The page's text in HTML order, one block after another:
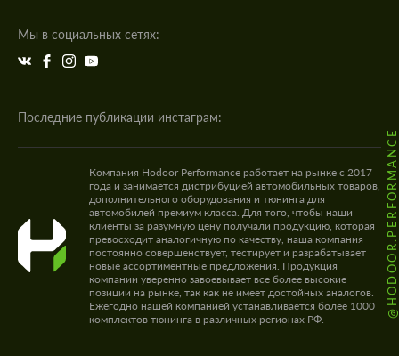
Мы в социальных сетях:
Последние публикации инстаграм:
@HODOOR.PERFORMANCE
Компания Hodoor Performance работает на рынке с 2017
года и занимается дистрибуцией автомобильных товаров,
дополнительного оборудования и тюнинга для
автомобилей премиум класса. Для того, чтобы наши
клиенты за разумную цену получали продукцию, которая
превосходит аналогичную по качеству, наша компания
постоянно совершенствует, тестирует и разрабатывает
новые ассортиментные предложения. Продукция
компании уверенно завоевывает все более высокие
позиции на рынке, так как не имеет достойных аналогов.
Ежегодно нашей компанией устанавливается более 1000
комплектов тюнинга в различных регионах РФ.